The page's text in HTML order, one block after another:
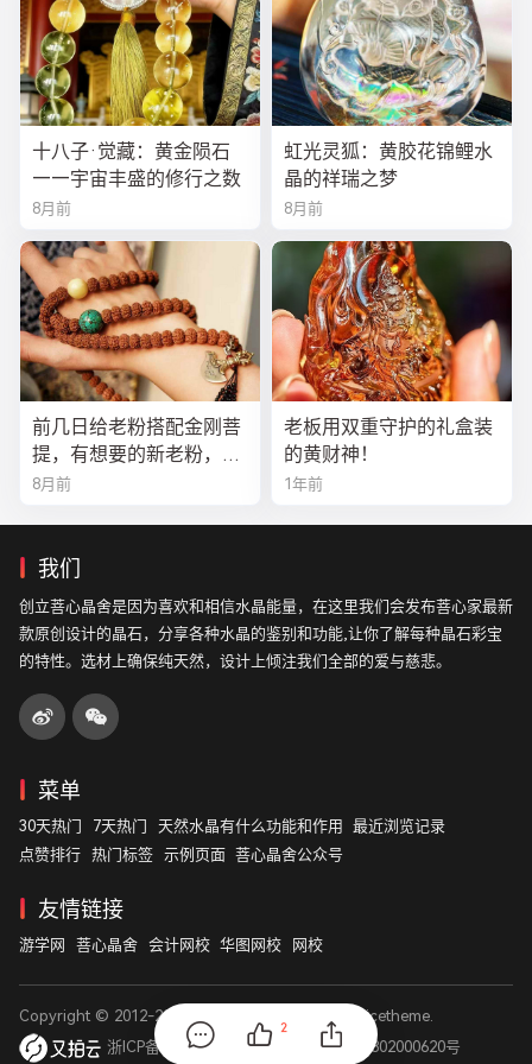
十八子·觉藏：黄金陨石
——宇宙丰盛的修行之数
8月前
虹光灵狐：黄胶花锦鲤水
晶的祥瑞之梦
8月前
前几日给老粉搭配金刚菩
提，有想要的新老粉，都
可以来排队
8月前
老板用双重守护的礼盒装
的黄财神！
1年前
2
我们
创立菩心晶舍是因为喜欢和相信水晶能量，在这里我们会发布菩心家最新
款原创设计的晶石，分享各种水晶的鉴别和功能,让你了解每种晶石彩宝
的特性。选材上确保纯天然，设计上倾注我们全部的爱与慈悲。
菜单
30天热门 7天热门 天然水晶有什么功能和作用
最近浏览记录
点赞排行 热门标签 示例页面 菩心晶舍公众号
友情链接
游学网 菩心晶舍 会计网校 华图网校 网校
Copyright © 2012-2026 nicetheme
浙ICP备14003531号
浙公网安备 33011802000620号